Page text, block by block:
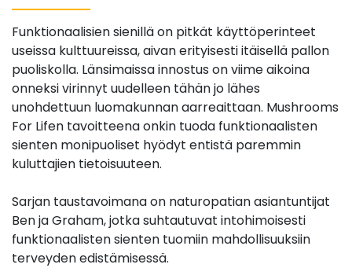
Funktionaalisien sienillä on pitkät käyttöperinteet
useissa kulttuureissa, aivan erityisesti itäisellä pallon
puoliskolla. Länsimaissa innostus on viime aikoina
onneksi virinnyt uudelleen tähän jo lähes
unohdettuun luomakunnan aarreaittaan. Mushrooms
For Lifen tavoitteena onkin tuoda funktionaalisten
sienten monipuoliset hyödyt entistä paremmin
kuluttajien tietoisuuteen.
Sarjan taustavoimana on naturopatian asiantuntijat
Ben ja Graham, jotka suhtautuvat intohimoisesti
funktionaalisten sienten tuomiin mahdollisuuksiin
terveyden edistämisessä.